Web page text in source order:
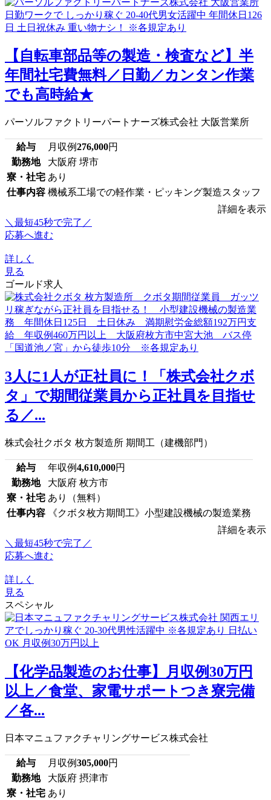
【自転車部品等の製造・検査など】半
年間社宅費無料／日勤／カンタン作業
でも高時給★
パーソルファクトリーパートナーズ株式会社 大阪営業所
給与 月収例276,000円
勤務地
大阪府 堺市
寮・社宅 あり
仕事内容 機械系工場での軽作業・ピッキング製造スタッフ
詳細を表示
＼最短45秒で完了／
応募へ進む
詳しく
見る
ゴールド求人
3人に1人が正社員に！「株式会社クボ
タ」で期間従業員から正社員を目指せ
る／...
株式会社クボタ 枚方製造所 期間工（建機部門）
給与 年収例4,610,000円
勤務地
大阪府 枚方市
寮・社宅 あり（無料）
仕事内容
《クボタ枚方期間工》小型建設機械の製造業務
詳細を表示
＼最短45秒で完了／
応募へ進む
詳しく
見る
スペシャル
【化学品製造のお仕事】月収例30万円
以上／食堂、家電サポートつき寮完備
／各...
日本マニュファクチャリングサービス株式会社
給与 月収例305,000円
勤務地
大阪府 摂津市
寮・社宅 あり